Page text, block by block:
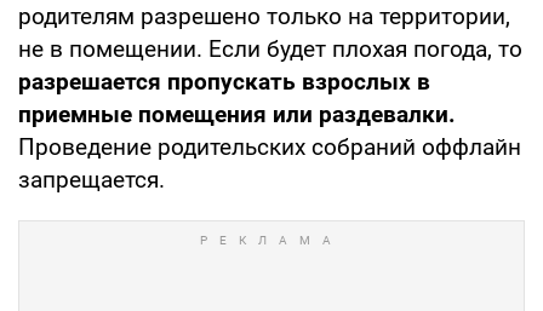
родителям разрешено только на территории,
не в помещении. Если будет плохая погода, то
разрешается пропускать взрослых в
приемные помещения или раздевалки.
Проведение родительских собраний оффлайн
запрещается.